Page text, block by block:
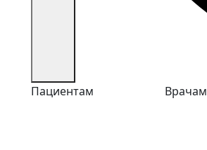
Пациентам Врачам